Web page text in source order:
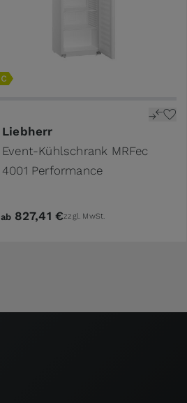
Liebherr
Event-Kühlschrank MRFec
4001 Performance
ab 827,41 €zzgl. MwSt.